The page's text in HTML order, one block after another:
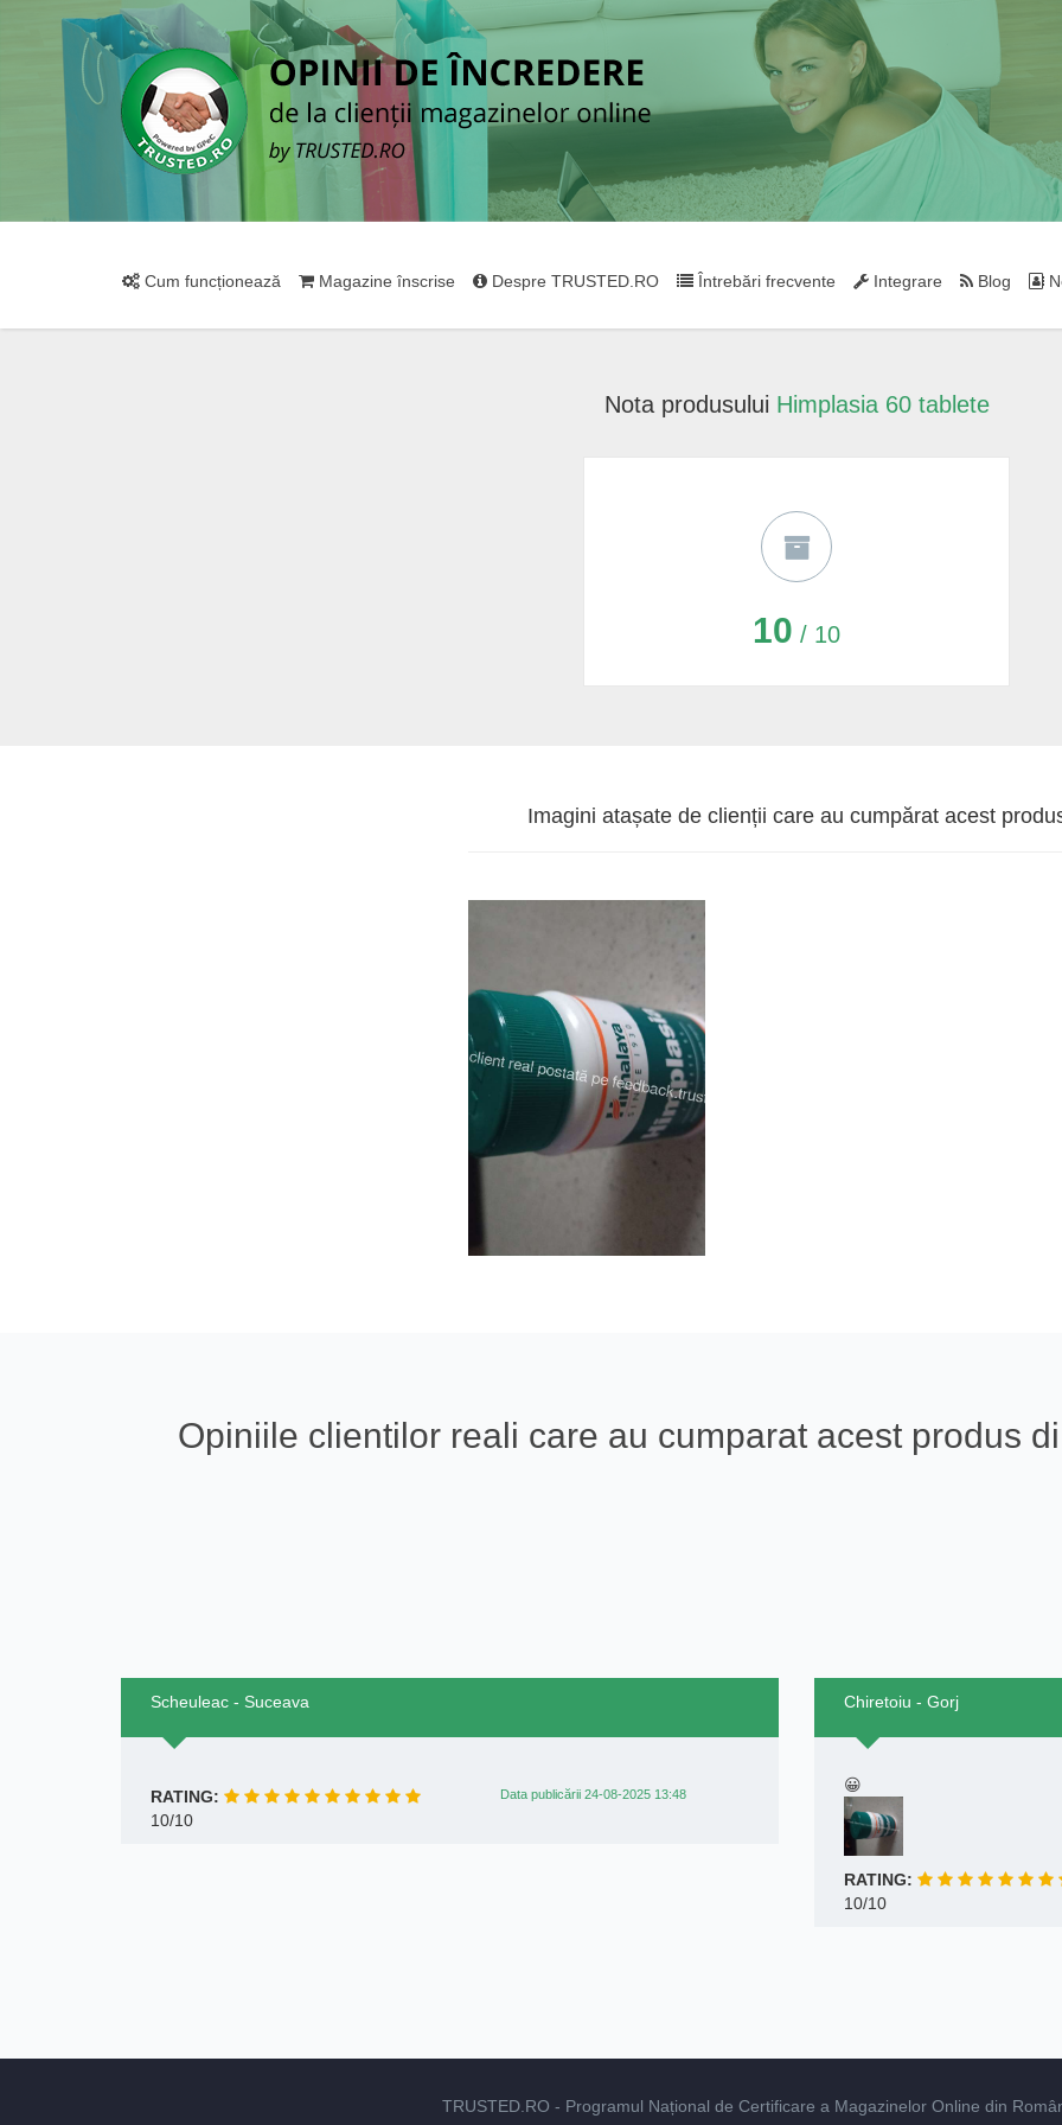
Cum funcționează Magazine înscrise Despre TRUSTED.RO Întrebări frecvente Integrare Blog
Nota produsului Himplasia 60 tablete
10 / 10
Imagini atașate de clienții care au cumpărat acest
Opiniile clientilor reali care au cumparat acest produs
Scheuleac - Suceava
RATING: Data publicării 24-08-2025 13:48
10/10
Chiretoiu - Gorj
😀
RATING:
10/10
TRUSTED.RO - Programul Național de Certificare a Magazinelor Online din